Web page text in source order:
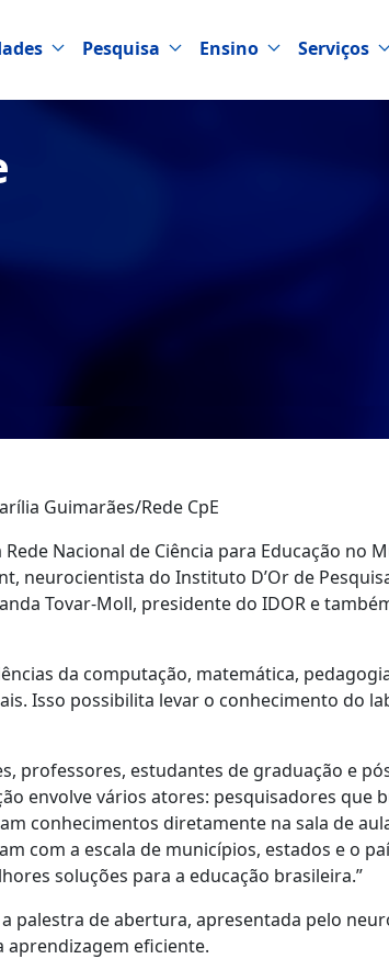
Pesquisa Ensino Serviços
Guimarães/Rede CpE
Nacional de Ciência para Educação no
neurocientista do Instituto D’Or de
Tovar-Moll, presidente do IDOR e
da computação, matemática,
Isso possibilita levar o conhecimento do
professores, estudantes de graduação e
envolve vários atores: pesquisadores que
conhecimentos diretamente na sala de
com a escala de municípios, estados e o
soluções para a educação brasileira.”
palestra de abertura, apresentada pelo
aprendizagem eficiente.